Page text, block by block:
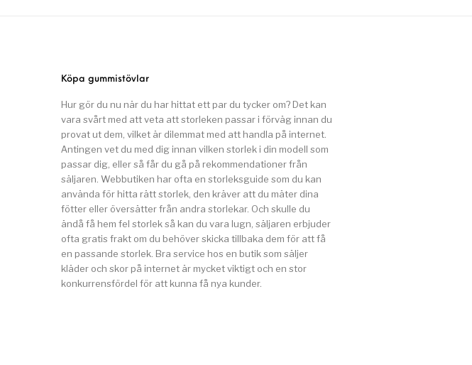
Köpa gummistövlar
Hur gör du nu när du har hittat ett par du tycker om? Det kan
vara svårt med att veta att storleken passar i förväg innan du
provat ut dem, vilket är dilemmat med att handla på internet.
Antingen vet du med dig innan vilken storlek i din modell som
passar dig, eller så får du gå på rekommendationer från
säljaren. Webbutiken har ofta en storleksguide som du kan
använda för hitta rätt storlek, den kräver att du mäter dina
fötter eller översätter från andra storlekar. Och skulle du
ändå få hem fel storlek så kan du vara lugn, säljaren erbjuder
ofta gratis frakt om du behöver skicka tillbaka dem för att få
en passande storlek. Bra service hos en butik som säljer
kläder och skor på internet är mycket viktigt och en stor
konkurrensfördel för att kunna få nya kunder.